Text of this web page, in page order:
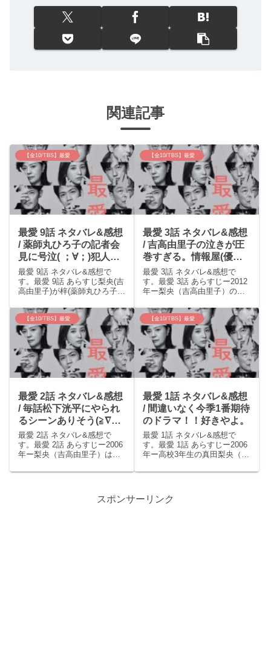
関連記事
【金10/TBS】最愛
最愛 9話 ネタバレ&感想
/ 薬師丸ひろ子の記者会
見に号泣( ；∀；)犯人一
応予想。
最愛 9話 ネタバレ&感想で
す。最愛 9話 あらすじ梨央(吉
高由里子)が梓(薬師丸ひろ子)
しているところに加瀬(井浦新)
が現れる。梨央がボールペン
について聞くと、加瀬は今も
ボールペンを持っていた。安
堵した梨央だった...
【金10/TBS】最愛
最愛 3話 ネタバレ&感想
/ 吉高由里子の泣きが圧
巻すぎる。情報屋(優？)
の行動の真意とは？？
最愛 3話 ネタバレ&感想で
す。最愛 3話 あらすじー2012
年ー梨央（吉高由里子）の
り戻し、「人を殺した。」と
置き手紙を残し失踪した。梨
央は必死で探すが見つからな
い。加瀬賢一郎（井浦新）は
梨央を連れ戻し、母・梓（...
【金10/TBS】最愛
最愛 2話 ネタバレ&感想
/ 毎話松下洸平にやられ
るシーンありそう(≧∇≦)
優は情報屋？
最愛 2話 ネタバレ&感想で
す。最愛 2話 あらすじー2006
年ー梨央（吉高由里子）は
されず、実母・梓（薬師丸ひ
東京生活を送っていた。弟・
優（柊木陽太）とは電話で連
【金10/TBS】最愛
最愛 1話 ネタバレ&感想
/ 間違いなく今季1番期待
のドラマ！！好きやよ。
最愛 1話 ネタバレ&感想で
す。最愛 1話 あらすじー2006
年ー高校3年生の真田梨央（吉
（光石研）と記憶障害のある
暮らしている。東京の薬学部
受験を控え、受かれば東京に
スポンサーリンク